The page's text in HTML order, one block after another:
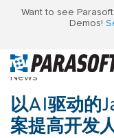
Want to see
Demos!
News
以AI驱动的
案提高开发